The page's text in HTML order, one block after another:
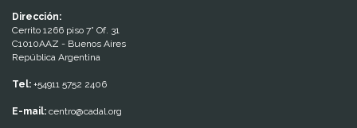
Dirección:
Cerrito 1266 piso 7° Of. 31
C1010AAZ - Buenos Aires
República Argentina
Tel: +54911 5752 2406
E-mail: centro@cadal.org